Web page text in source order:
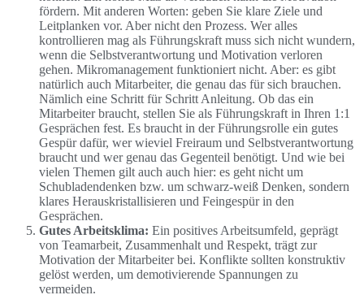
fördern. Mit anderen Worten: geben Sie klare Ziele und
Leitplanken vor. Aber nicht den Prozess. Wer alles
kontrollieren mag als Führungskraft muss sich nicht wundern,
wenn die Selbstverantwortung und Motivation verloren
gehen. Mikromanagement funktioniert nicht. Aber: es gibt
natürlich auch Mitarbeiter, die genau das für sich brauchen.
Nämlich eine Schritt für Schritt Anleitung. Ob das ein
Mitarbeiter braucht, stellen Sie als Führungskraft in Ihren 1:1
Gesprächen fest. Es braucht in der Führungsrolle ein gutes
Gespür dafür, wer wieviel Freiraum und Selbstverantwortung
braucht und wer genau das Gegenteil benötigt. Und wie bei
vielen Themen gilt auch auch hier: es geht nicht um
Schubladendenken bzw. um schwarz-weiß Denken, sondern
klares Herauskristallisieren und Feingespür in den
Gesprächen.
Gutes Arbeitsklima: Ein positives Arbeitsumfeld, geprägt
von Teamarbeit, Zusammenhalt und Respekt, trägt zur
Motivation der Mitarbeiter bei. Konflikte sollten konstruktiv
gelöst werden, um demotivierende Spannungen zu
vermeiden.